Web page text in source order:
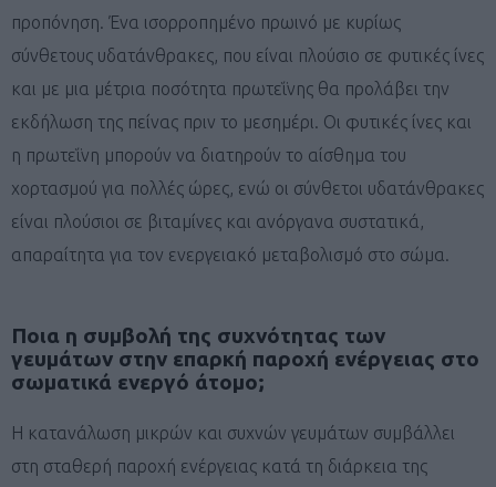
προπόνηση. Ένα ισορροπημένο πρωινό με κυρίως
σύνθετους υδατάνθρακες, που είναι πλούσιο σε φυτικές ίνες
και με μια μέτρια ποσότητα πρωτεΐνης θα προλάβει την
εκδήλωση της πείνας πριν το μεσημέρι. Οι φυτικές ίνες και
η πρωτεΐνη μπορούν να διατηρούν το αίσθημα του
χορτασμού για πολλές ώρες, ενώ οι σύνθετοι υδατάνθρακες
είναι πλούσιοι σε βιταμίνες και ανόργανα συστατικά,
απαραίτητα για τον ενεργειακό μεταβολισμό στο σώμα.
Ποια η συμβολή της συχνότητας των
γευμάτων στην επαρκή παροχή ενέργειας στο
σωματικά ενεργό άτομο;
Η κατανάλωση μικρών και συχνών γευμάτων συμβάλλει
στη σταθερή παροχή ενέργειας κατά τη διάρκεια της